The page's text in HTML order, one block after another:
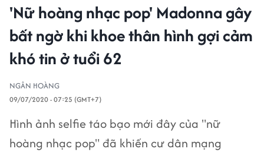
'Nữ hoàng nhạc pop' Madonna gây
bất ngờ khi khoe thân hình gợi cảm
khó tin ở tuổi 62
NGÂN HOÀNG
09/07/2020 - 07:25 (GMT+7)
Hình ảnh selfie táo bạo mới đây của "nữ
hoàng nhạc pop" đã khiến cư dân mạng